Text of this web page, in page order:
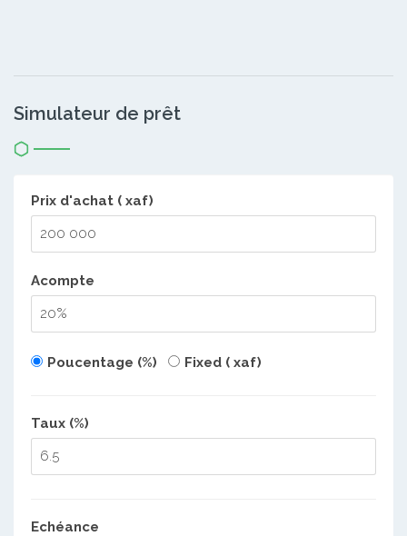
Simulateur de prêt
Prix d'achat ( xaf)
Acompte
Poucentage (%) Fixed ( xaf)
Taux (%)
Echéance